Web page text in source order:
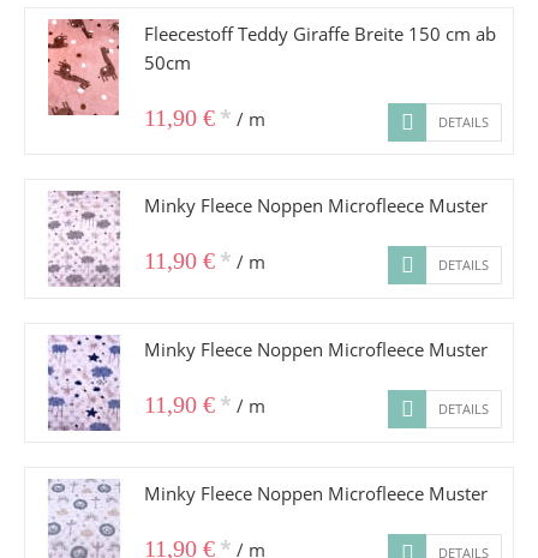
Fleecestoff Teddy Giraffe Breite 150 cm ab
50cm
11,90 € * / m DETAILS
Minky Fleece Noppen Microfleece Muster
11,90 € * / m DETAILS
Minky Fleece Noppen Microfleece Muster
11,90 € * / m DETAILS
Minky Fleece Noppen Microfleece Muster
11,90 € * / m DETAILS